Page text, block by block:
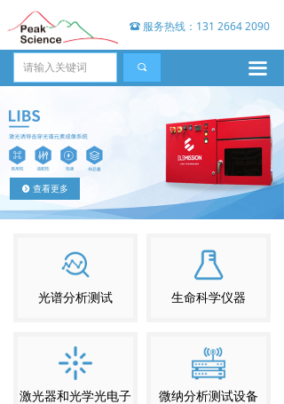
뀰 服务热线：131 2664 2090
끠 끀
光谱分析测试
뀹 查看更多
生命科学仪器
激光器和光学光电子 微纳分析测试设备